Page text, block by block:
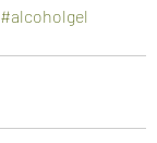
#alcoholgel